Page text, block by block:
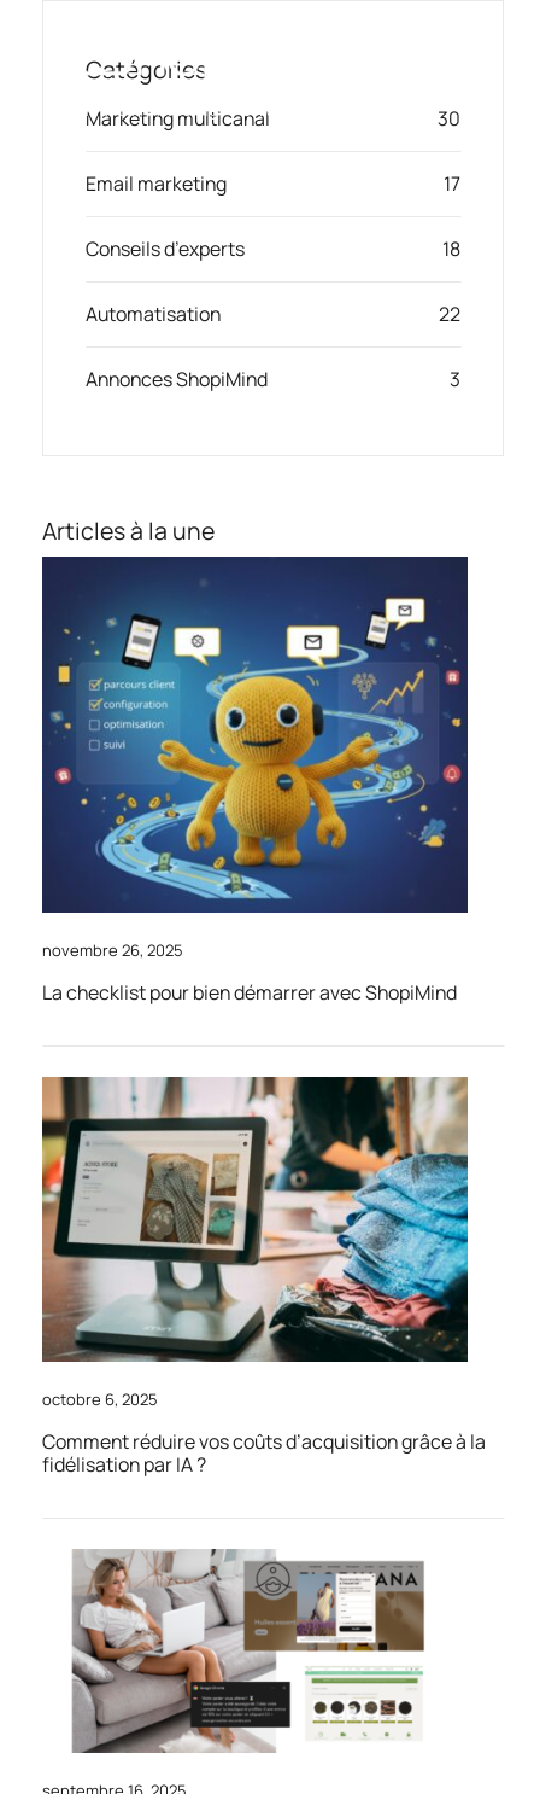
Smart Marketing, Powered by AI
Solution
Ressources & Partenaires
Catégories
Marketing multicanal 30
Email marketing 17
Conseils d’experts 18
Automatisation 22
Annonces ShopiMind 3
Articles à la une
novembre 26, 2025
La checklist pour bien démarrer avec ShopiMind
octobre 6, 2025
Comment réduire vos coûts d’acquisition grâce à la
fidélisation par IA ?